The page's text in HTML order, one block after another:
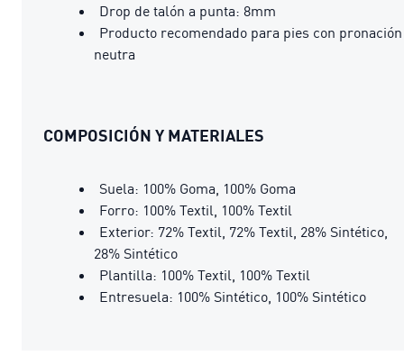
Drop de talón a punta: 8mm
Producto recomendado para pies con pronación
neutra
COMPOSICIÓN Y MATERIALES
Suela: 100% Goma, 100% Goma
Forro: 100% Textil, 100% Textil
Exterior: 72% Textil, 72% Textil, 28% Sintético,
28% Sintético
Plantilla: 100% Textil, 100% Textil
Entresuela: 100% Sintético, 100% Sintético